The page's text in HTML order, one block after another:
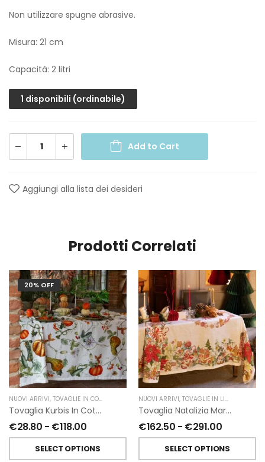
Non utilizzare spugne abrasive.
Misura: 21 cm
Capacità: 2 litri
1 disponibili (ordinabile)
Add to Cart
Aggiungi alla lista dei desideri
Prodotti Correlati
20% OFF
NUOVI ARRIVI, TOVAGLIE IN COTONE TESSITURA TOSCANA TELERIE
Tovaglia Kurbis In Cotone Di Tessitura Toscana Telerie
€28.80 - €118.00
SELECT OPTIONS
NUOVI ARRIVI, TOVAGLIE IN LINO
Tovaglia Natalizia Marzapepe In Lino Di Tessitura Toscana Telerie
€162.50 - €291.00
SELECT OPTIONS